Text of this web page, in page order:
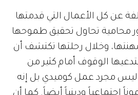
عن كل الأعمال التي قدمتها
محامية تحاول تحقيق طموحها
وخلال رحلتها تكتشف أن
الوقوف أمام كثير من
مجرد عمل كوميدي بل إنه